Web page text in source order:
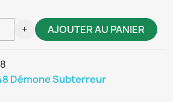
+ AJOUTER AU PANIER
Démone Subterreur